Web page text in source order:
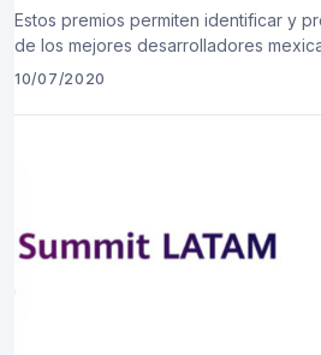
Estos premios permiten identificar y
de los mejores desarrolladores
10/07/2020